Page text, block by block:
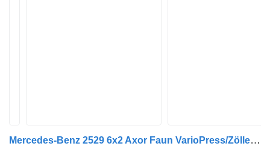
Mercedes-Benz 2529 6x2 Axor Faun VarioPress/Zöller Kombi